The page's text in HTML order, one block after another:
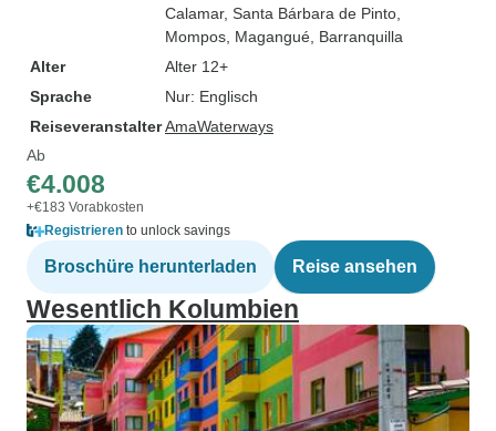
Calamar, Santa Bárbara de Pinto
Mompos , Magangué , Barranquilla
Alter
Alter 12+
Sprache
Nur: Englisch
ReiseveranstalterAmaWaterways
Ab
€4.008
+€183 Vorabkosten
Registrieren to unlock savings
Broschüre herunterladen Reise ansehen
Wesentlich Kolumbien